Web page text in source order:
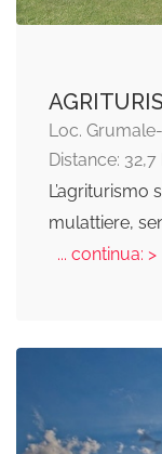
Loc.
Distance: 32,7
L’agriturismo
mulattiere,
... continua: >